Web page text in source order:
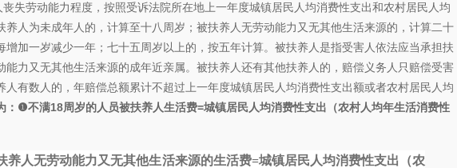
劳动能力程度，按照受诉法院所在地上一年度城镇居民人均消费性支出和农村居民人均
养人为未成年人的，计算至十八周岁；被扶养人无劳动能力又无其他生活来源的，计算二十
增加一岁减少一年；七十五周岁以上的，按五年计算。被扶养人是指受害人依法应当承担扶
能力又无其他生活来源的成年近亲属。被扶养人还有其他扶养人的，赔偿义务人只赔偿受害
人有数人的，年赔偿总额累计不超过上一年度城镇居民人均消费性支出额或者农村居民人均
： ❶不满18周岁的人员被扶养人生活费=城镇居民人均消费性支出（农村人均年生活消费性
人无劳动能力又无其他生活来源的生活费=城镇居民人均消费性支出（农